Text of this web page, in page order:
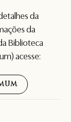
da
da
Biblioteca
acesse: